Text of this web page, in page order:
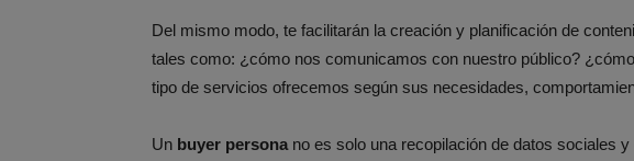
Del mismo modo, te facilitarán la creación y planificación de
tales como: ¿cómo nos comunicamos con nuestro público?
tipo de servicios ofrecemos según sus necesidades,
Un buyer persona no es solo una recopilación de datos sociales